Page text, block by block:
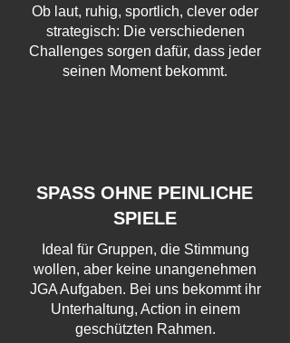
Ob laut, ruhig, sportlich, clever oder
strategisch: Die verschiedenen
Challenges sorgen dafür, dass jeder
seinen Moment bekommt.
SPASS OHNE PEINLICHE
SPIELE
Ideal für Gruppen, die Stimmung
wollen, aber keine unangenehmen
JGA Aufgaben. Bei uns bekommt ihr
Unterhaltung, Action in einem
geschützten Rahmen.